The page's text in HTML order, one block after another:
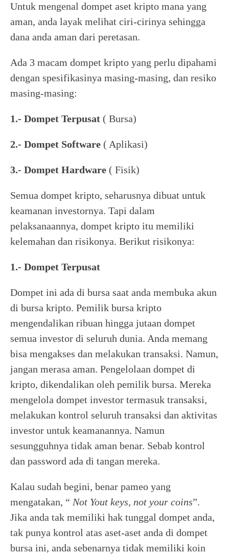
Untuk mengenal dompet aset kripto mana yang
aman, anda layak melihat ciri-cirinya sehingga
dana anda aman dari peretasan.
Ada 3 macam dompet kripto yang perlu dipahami
dengan spesifikasinya masing-masing, dan resiko
masing-masing:
1.- Dompet Terpusat ( Bursa)
2.- Dompet Software ( Aplikasi)
3.- Dompet Hardware ( Fisik)
Semua dompet kripto, seharusnya dibuat untuk
keamanan investornya. Tapi dalam
pelaksanaannya, dompet kripto itu memiliki
kelemahan dan risikonya. Berikut risikonya:
1.- Dompet Terpusat
Dompet ini ada di bursa saat anda membuka akun
di bursa kripto. Pemilik bursa kripto
mengendalikan ribuan hingga jutaan dompet
semua investor di seluruh dunia. Anda memang
bisa mengakses dan melakukan transaksi. Namun,
jangan merasa aman. Pengelolaan dompet di
kripto, dikendalikan oleh pemilik bursa. Mereka
mengelola dompet investor termasuk transaksi,
melakukan kontrol seluruh transaksi dan aktivitas
investor untuk keamanannya. Namun
sesungguhnya tidak aman benar. Sebab kontrol
dan password ada di tangan mereka.
Kalau sudah begini, benar pameo yang
mengatakan, “ Not Yout keys, not your coins”.
Jika anda tak memiliki hak tunggal dompet anda,
tak punya kontrol atas aset-aset anda di dompet
bursa ini, anda sebenarnya tidak memiliki koin